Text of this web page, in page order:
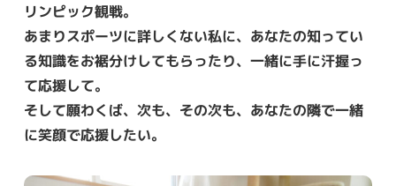
リンピック観戦。
あまりスポーツに詳しくない私に、あなたの知ってい
る知識をお裾分けしてもらったり、一緒に手に汗握っ
て応援して。
そして願わくば、次も、その次も、あなたの隣で一緒
に笑顔で応援したい。